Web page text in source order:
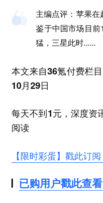
主编点评： 苹果在
鉴于中国市场目
猛，三星此时......
本文来自36氪付费栏
10月29日
每天不到1元，深度资
阅读
【限时彩蛋】戳此订
已购用户戳此查